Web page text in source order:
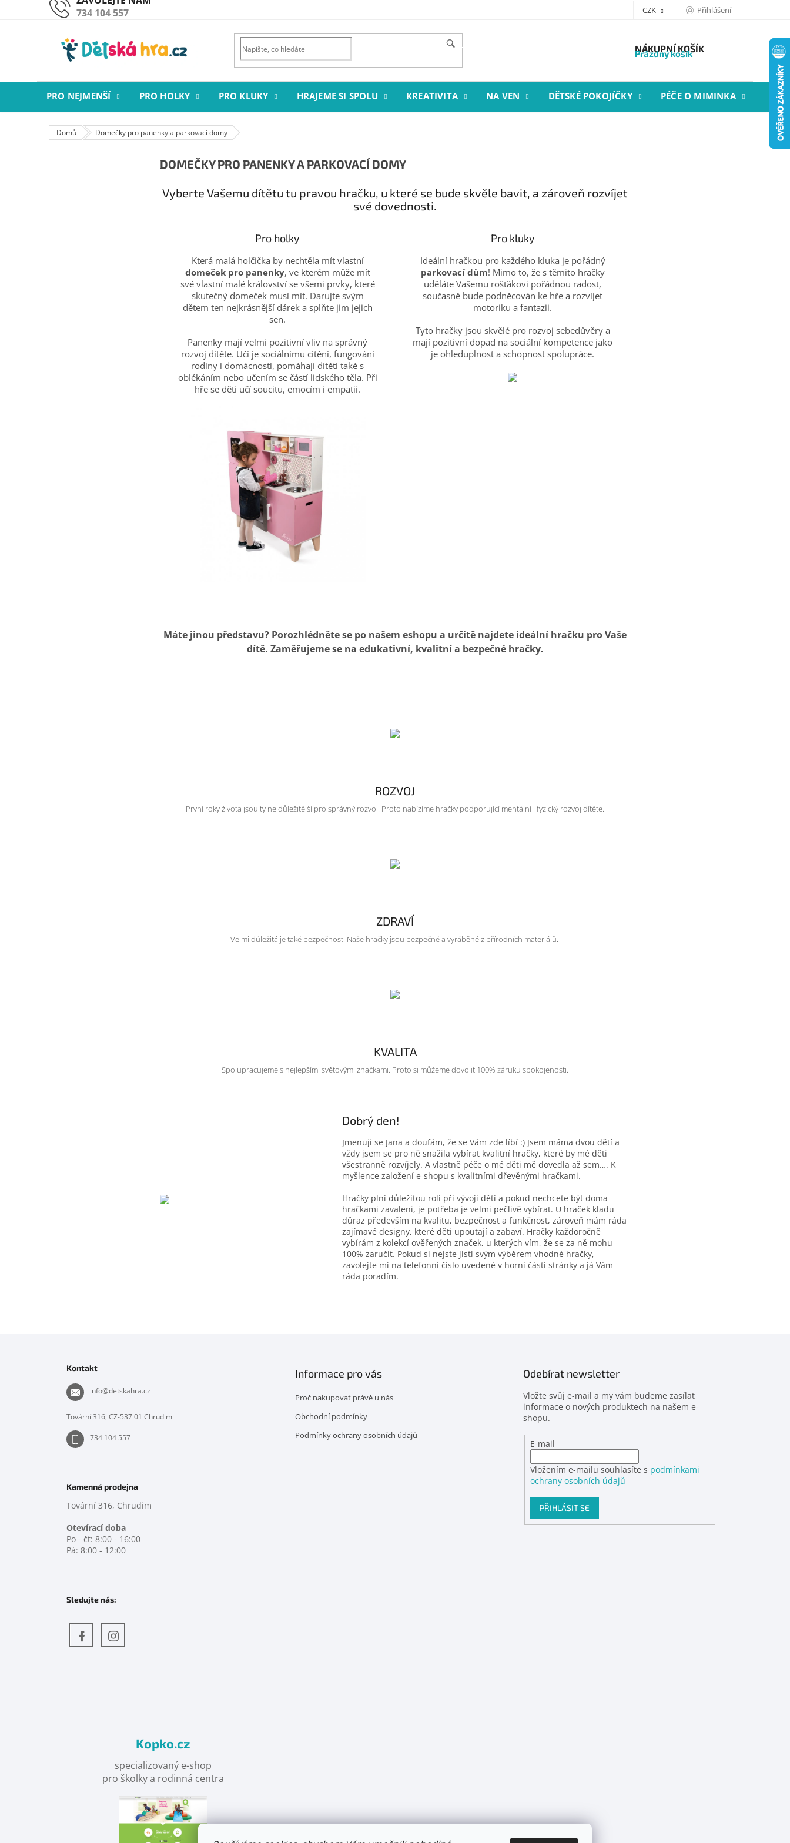
734 104 557 CZK Přihlášení
NÁKUPNÍ KOŠÍK
Prázdný košík
PRO NEJMENŠÍ PRO HOLKY PRO KLUKY HRAJEME SI SPOLU KREATIVITA NA VEN DĚTSKÉ POKOJÍČKY PÉČE O MIMINKA
Domů Domečky pro panenky a parkovací domy
DOMEČKY PRO PANENKY A PARKOVACÍ DOMY
Vyberte Vašemu dítětu tu pravou hračku, u které se bude skvěle bavit, a zároveň rozvíjet
své dovednosti.
Pro holky
Která malá holčička by nechtěla mít vlastní
domeček pro panenky, ve kterém může mít
své vlastní malé království se všemi prvky, které
skutečný domeček musí mít. Darujte svým
dětem ten nejkrásnější dárek a splňte jim jejich
sen.
Panenky mají velmi pozitivní vliv na správný
rozvoj dítěte. Učí je sociálnímu cítění, fungování
rodiny i domácnosti, pomáhají dítěti také s
oblékáním nebo učením se částí lidského těla. Při
hře se děti učí soucitu, emocím i empatii.
Pro kluky
Ideální hračkou pro každého kluka je pořádný
parkovací dům! Mimo to, že s těmito hračky
uděláte Vašemu rošťákovi pořádnou radost,
současně bude podněcován ke hře a rozvíjet
motoriku a fantazii.
Tyto hračky jsou skvělé pro rozvoj sebedůvěry a
mají pozitivní dopad na sociální kompetence jako
je ohleduplnost a schopnost spolupráce.
Máte jinou představu? Porozhlédněte se po našem eshopu a určitě najdete ideální hračku pro Vaše
dítě. Zaměřujeme se na edukativní, kvalitní a bezpečné hračky.
ROZVOJ
První roky života jsou ty nejdůležitější pro správný rozvoj. Proto nabízíme hračky podporující mentální i fyzický rozvoj dítěte.
ZDRAVÍ
Velmi důležitá je také bezpečnost. Naše hračky jsou bezpečné a vyráběné z přírodních materiálů.
KVALITA
Spolupracujeme s nejlepšími světovými značkami. Proto si můžeme dovolit 100% záruku spokojenosti.
Dobrý den!
Jmenuji se Jana a doufám, že se Vám zde líbí :) Jsem máma dvou dětí a
vždy jsem se pro ně snažila vybírat kvalitní hračky, které by mé děti
všestranně rozvíjely. A vlastně péče o mé děti mě dovedla až sem…. K
myšlence založení e-shopu s kvalitními dřevěnými hračkami.
Hračky plní důležitou roli při vývoji dětí a pokud nechcete být doma
hračkami zavaleni, je potřeba je velmi pečlivě vybírat. U hraček kladu
důraz především na kvalitu, bezpečnost a funkčnost, zároveň mám ráda
zajímavé designy, které děti upoutají a zabaví. Hračky každoročně
vybírám z kolekcí ověřených značek, u kterých vím, že se za ně mohu
100% zaručit. Pokud si nejste jisti svým výběrem vhodné hračky,
zavolejte mi na telefonní číslo uvedené v horní části stránky a já Vám
ráda poradím.
Kontakt
info@detskahra.cz
Tovární 316, CZ-537 01 Chrudim
734 104 557
Kamenná prodejna
Tovární 316, Chrudim
Otevírací doba
Po - čt: 8:00 - 16:00
Pá: 8:00 - 12:00
Sledujte nás:
Informace pro vás
Proč nakupovat právě u nás
Obchodní podmínky
Podmínky ochrany osobních údajů
Odebírat newsletter
Vložte svůj e-mail a my vám budeme zasílat
informace o nových produktech na našem e-
shopu.
E-mail
Vložením e-mailu souhlasíte s podmínkami
ochrany osobních údajů
PŘIHLÁSIT SE
Kopko.cz
specializovaný e-shop
pro školky a rodinná centra